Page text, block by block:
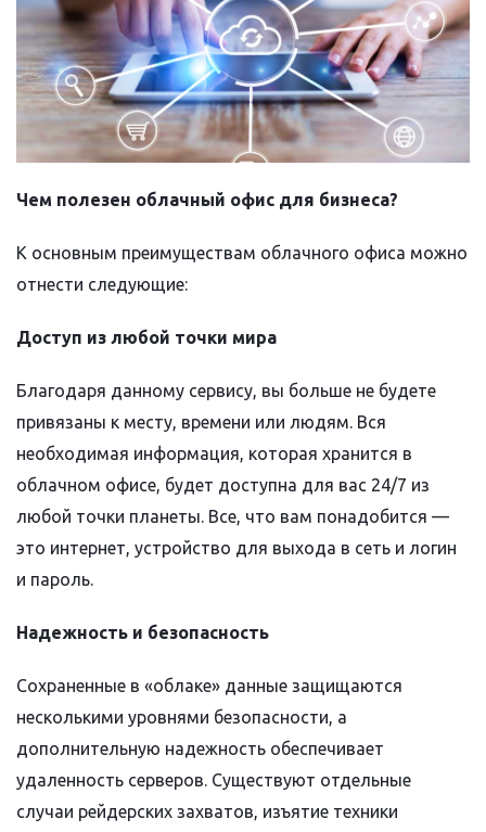
Чем полезен облачный офис для бизнеса?
К основным преимуществам облачного офиса можно
отнести следующие:
Доступ из любой точки мира
Благодаря данному сервису, вы больше не будете
привязаны к месту, времени или людям. Вся
необходимая информация, которая хранится в
облачном офисе, будет доступна для вас 24/7 из
любой точки планеты. Все, что вам понадобится —
это интернет, устройство для выхода в сеть и логин
и пароль.
Надежность и безопасность
Сохраненные в «облаке» данные защищаются
несколькими уровнями безопасности, а
дополнительную надежность обеспечивает
удаленность серверов. Существуют отдельные
случаи рейдерских захватов, изъятие техники